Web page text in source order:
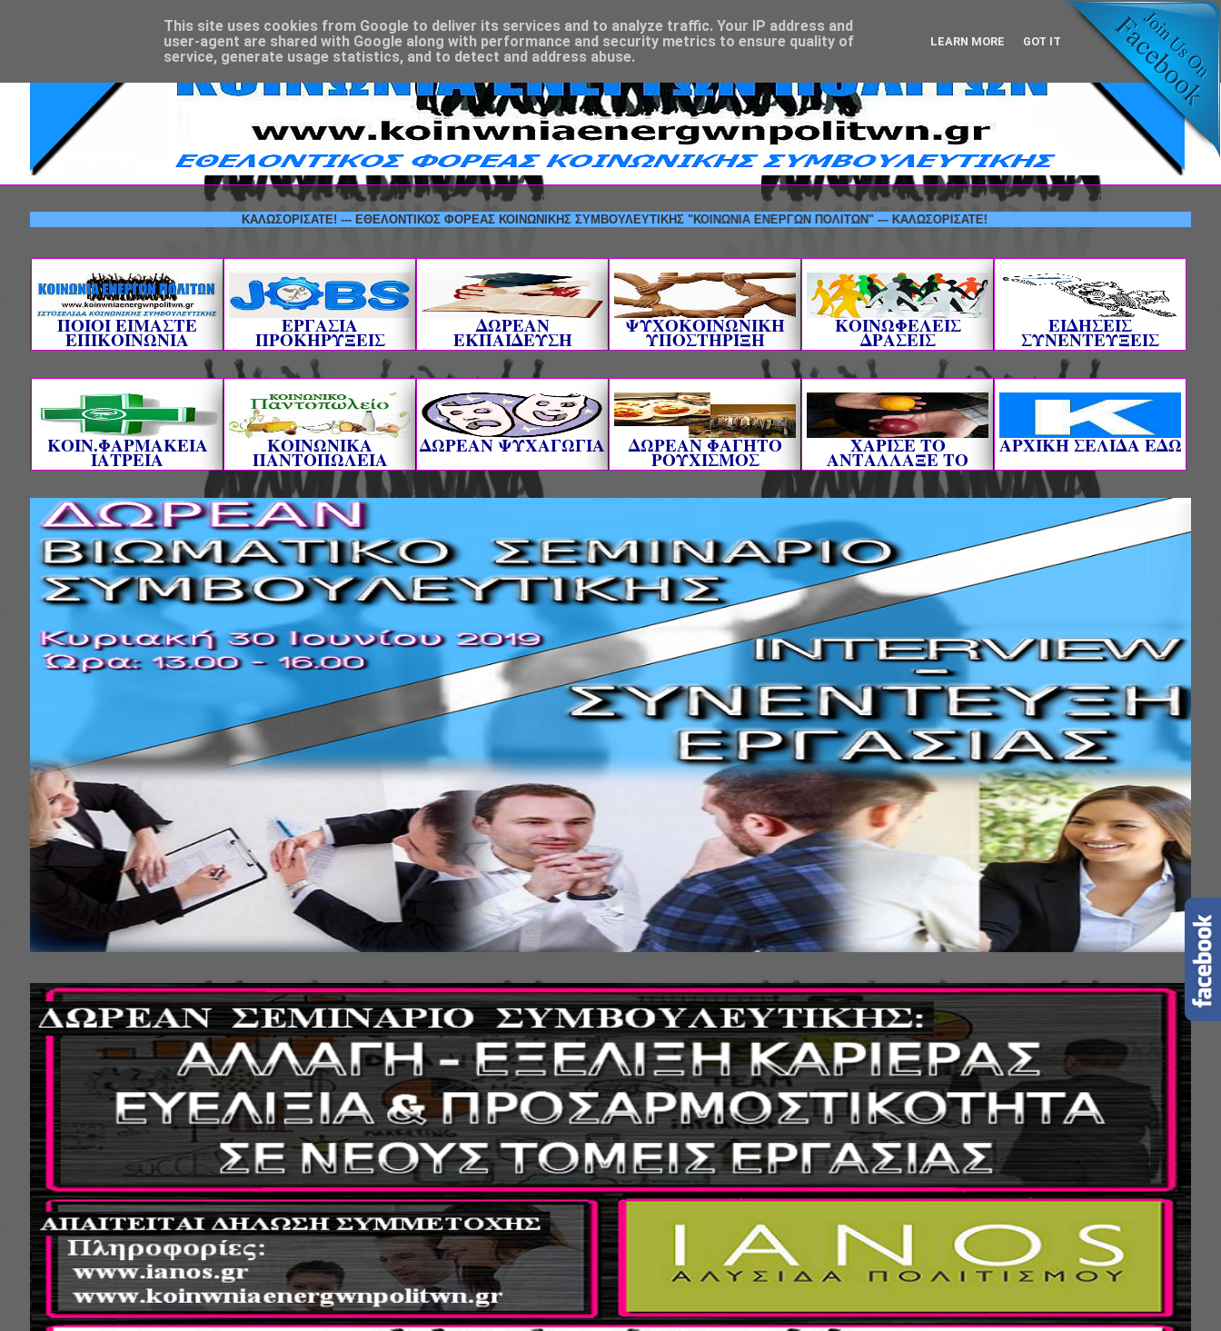
ΚΑΛΩΣΟΡΙΣΑΤΕ! --- ΕΘΕΛΟΝΤΙΚΟΣ ΦΟΡΕΑΣ ΚΟΙΝΩΝΙΚΗΣ ΣΥΜΒΟΥΛΕΥΤΙΚΗΣ "ΚΟΙΝΩΝΙΑ ΕΝΕΡΓΩΝ ΠΟΛΙΤΩΝ" --- ΚΑΛΩΣΟΡΙΣΑΤΕ!
ΠΟΙΟΙ ΕΙΜΑΣΤΕ
ΕΠΙΚΟΙΝΩΝΙΑ
ΕΡΓΑΣΙΑ
ΠΡΟΚΗΡΥΞΕΙΣ
ΔΩΡΕΑΝ
ΕΚΠΑΙΔΕΥΣΗ
ΨΥΧΟΚΟΙΝΩΝΙΚΗ
ΥΠΟΣΤΗΡΙΞΗ
ΚΟΙΝΩΦΕΛΕΙΣ
ΔΡΑΣΕΙΣ
ΕΙΔΗΣΕΙΣ
ΣΥΝΕΝΤΕΥΞΕΙΣ
ΚΟΙΝ.ΦΑΡΜΑΚΕΙΑ
ΙΑΤΡΕΙΑ
ΚΟΙΝΩΝΙΚΑ
ΠΑΝΤΟΠΩΛΕΙΑ
ΔΩΡΕΑΝ ΨΥΧΑΓΩΓΙΑ ΔΩΡΕΑΝ ΦΑΓΗΤΟ
ΡΟΥΧΙΣΜΟΣ
ΧΑΡΙΣΕ ΤΟ
ΑΝΤΑΛΛΑΞΕ ΤΟ
AΡΧΙΚΗ ΣΕΛΙΔΑ ΕΔΩ
This site uses cookies from Google to deliver its services and to analyze traffic. Your IP address and
user-agent are shared with Google along with performance and security metrics to ensure quality of
service, generate usage statistics, and to detect and address abuse.
LEARN MORE GOT IT